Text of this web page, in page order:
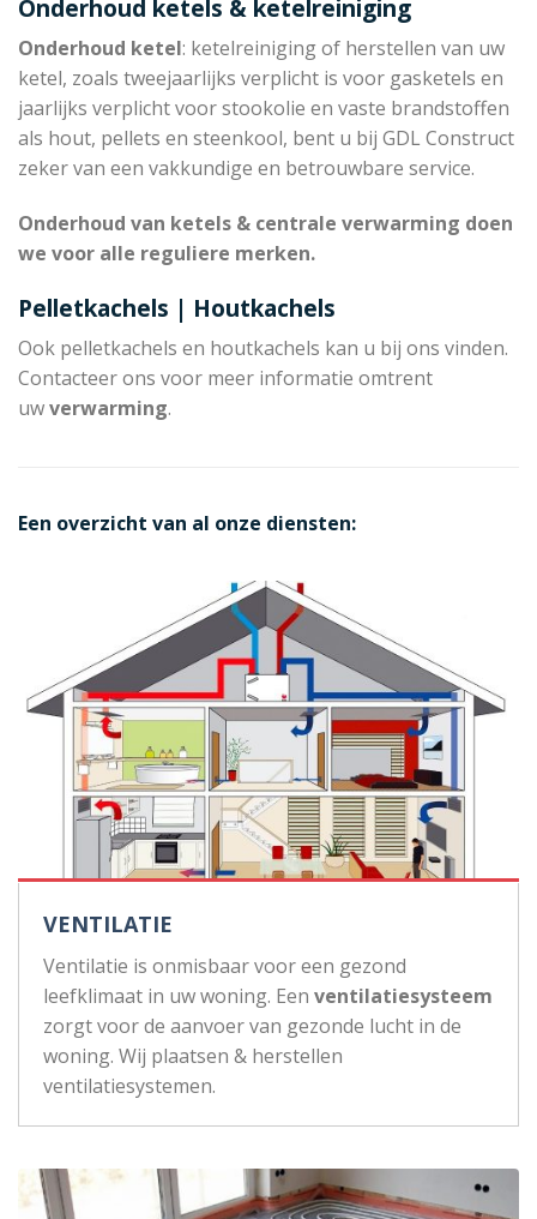
Onderhoud ketels & ketelreiniging
Onderhoud ketel: ketelreiniging of herstellen van uw
ketel, zoals tweejaarlijks verplicht is voor gasketels en
jaarlijks verplicht voor stookolie en vaste brandstoffen
als hout, pellets en steenkool, bent u bij GDL Construct
zeker van een vakkundige en betrouwbare service.
Onderhoud van ketels & centrale verwarming doen
we voor alle reguliere merken.
Pelletkachels | Houtkachels
Ook pelletkachels en houtkachels kan u bij ons vinden.
Contacteer ons voor meer informatie omtrent
uwverwarming.
Een overzicht van al onze diensten:
VENTILATIE
Ventilatie is onmisbaar voor een gezond
leefklimaat in uw woning. Een ventilatiesysteem
zorgt voor de aanvoer van gezonde lucht in de
woning. Wij plaatsen & herstellen
ventilatiesystemen.